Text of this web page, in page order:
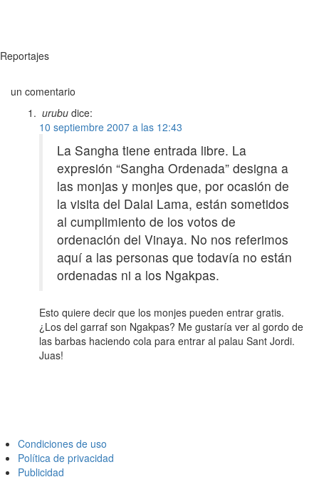
Reportajes
un comentario
urubu dice:
10 septiembre 2007 a las 12:43
La Sangha tiene entrada libre. La
expresión “Sangha Ordenada” designa a
las monjas y monjes que, por ocasión de
la visita del Dalai Lama, están sometidos
al cumplimiento de los votos de
ordenación del Vinaya. No nos referimos
aquí a las personas que todavía no están
ordenadas ni a los Ngakpas.
Esto quiere decir que los monjes pueden entrar gratis.
¿Los del garraf son Ngakpas? Me gustaría ver al gordo de
las barbas haciendo cola para entrar al palau Sant Jordi.
Juas!
Condiciones de uso
Política de privacidad
Publicidad